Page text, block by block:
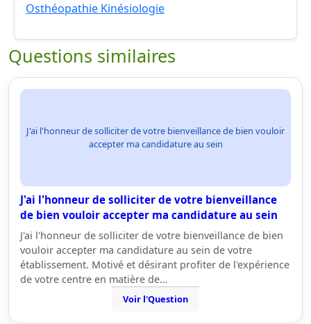
Osthéopathie Kinésiologie
Questions similaires
J'ai l'honneur de solliciter de votre bienveillance de bien vouloir
accepter ma candidature au sein
J'ai l'honneur de solliciter de votre bienveillance
de bien vouloir accepter ma candidature au sein
J'ai l'honneur de solliciter de votre bienveillance de bien
vouloir accepter ma candidature au sein de votre
établissement. Motivé et désirant profiter de l'expérience
de votre centre en matière de…
Voir l'Question